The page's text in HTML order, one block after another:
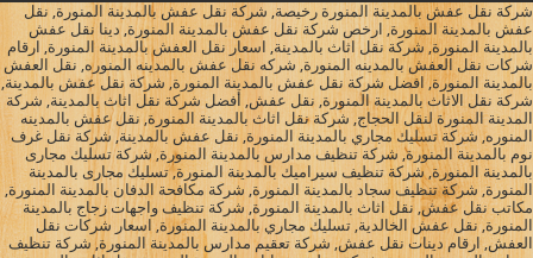
شركة نقل عفش بالمدينة المنورة رخيصة, شركة نقل عفش بالمدينة المنورة, نقل
عفش بالمدينة المنورة, ارخص شركة نقل عفش بالمدينة المنورة, دينا نقل عفش
بالمدينة المنورة, شركة نقل اثاث بالمدينة, اسعار نقل العفش بالمدينة المنورة, ارقام
شركات نقل العفش بالمدينه المنورة, شركه نقل عفش بالمدينه المنوره, نقل العفش
بالمدينة المنورة, افضل شركة نقل عفش بالمدينة المنورة, شركة نقل عفش بالمدينة,
شركة نقل الاثاث بالمدينة المنورة, نقل عفش, أفضل شركة نقل اثاث بالمدينة, شركة
المدينة المنورة لنقل الحجاج, شركة نقل اثاث بالمدينة المنورة, نقل عفش بالمدينه
المنوره, شركة تسليك مجاري بالمدينة المنورة, نقل عفش بالمدينة, شركة نقل غرف
نوم بالمدينة المنورة, شركة تنظيف مدارس بالمدينة المنورة, شركة تسليك مجارى
بالمدينة المنورة, شركة تنظيف سيراميك بالمدينة المنورة, تسليك مجارى بالمدينة
المنورة, شركة تنظيف سجاد بالمدينة المنورة, شركة مكافحة الدفان بالمدينة المنورة,
مكاتب نقل عفش, نقل اثاث بالمدينة المنورة, شركة تنظيف واجهات زجاج بالمدينة
المنورة, نقل عفش الخالدية, تسليك مجاري بالمدينة المنورة, اسعار شركات نقل
العفش, ارقام دينات نقل عفش, شركة تعقيم مدارس بالمدينة المنورة, شركة تنظيف